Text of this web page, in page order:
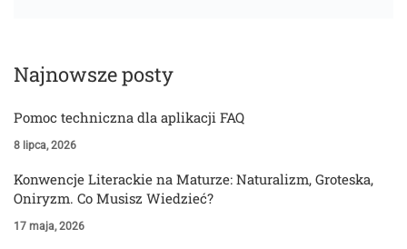
Najnowsze posty
Pomoc techniczna dla aplikacji FAQ
8 lipca, 2026
Konwencje Literackie na Maturze: Naturalizm, Groteska,
Oniryzm. Co Musisz Wiedzieć?
17 maja, 2026